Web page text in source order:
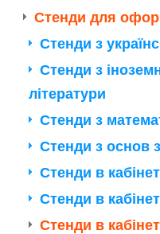
Стенди для
Стенди з
Стенди з
літератури
Стенди з
Стенди з основ
Стенди в
Стенди в кабінет
Стенди в